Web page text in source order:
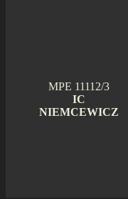
MPE 11112/3
IC
NIEMCEWICZ